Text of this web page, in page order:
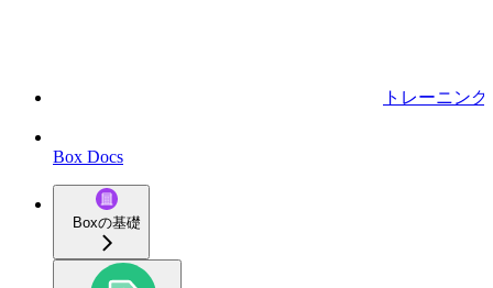
トレーニング
Box Docs
Boxの基礎